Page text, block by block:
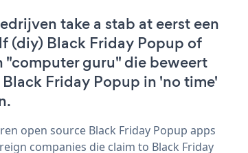
take a stab at eerst een
(diy) Black Friday Popup of
"computer guru" die beweert
Friday Popup in 'no time'
open source Black Friday Popup apps
companies die claim to Black Friday